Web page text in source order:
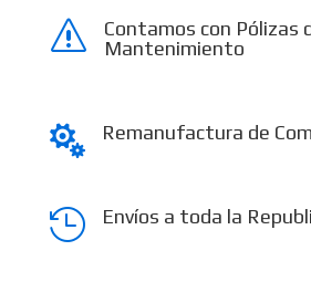
s
Contamos con Pólizas
Mantenimiento
 Remanufactura de
 Envíos a toda la